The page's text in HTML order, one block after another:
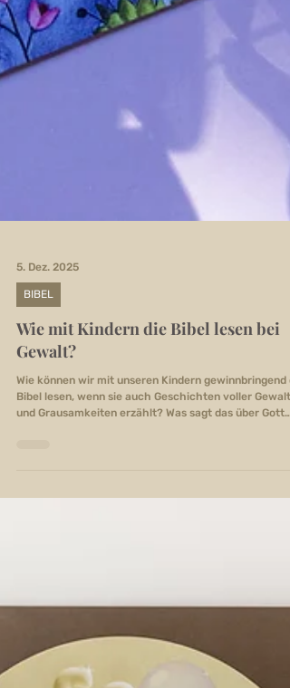
BIBEL
Wie mit Kindern die Bibel lesen bei
Gewalt?
Wie können wir mit unseren Kindern gewinnbringend
unseren Kindern weitergeben? Ist Gott etwa